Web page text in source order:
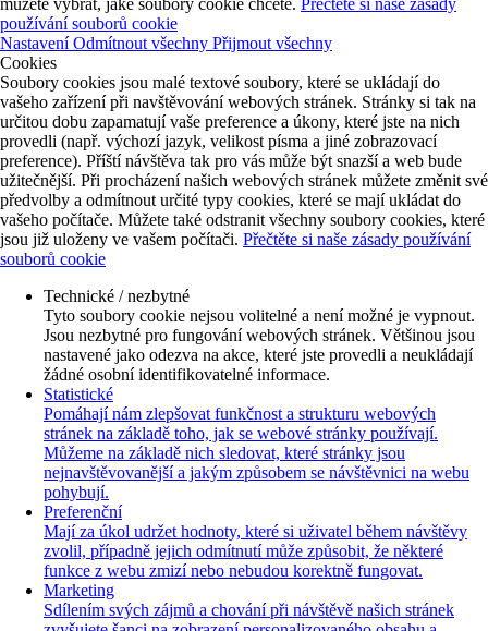
můžete vybrat, jaké soubory cookie chcete. Přečtěte si naše zásady
používání souborů cookie
NastaveníOdmítnout všechny Přijmout všechny
Cookies
Soubory cookies jsou malé textové soubory, které se ukládají do
vašeho zařízení při navštěvování webových stránek. Stránky si tak na
určitou dobu zapamatují vaše preference a úkony, které jste na nich
provedli (např. výchozí jazyk, velikost písma a jiné zobrazovací
preference). Příští návštěva tak pro vás může být snazší a web bude
užitečnější. Při procházení našich webových stránek můžete změnit své
předvolby a odmítnout určité typy cookies, které se mají ukládat do
vašeho počítače. Můžete také odstranit všechny soubory cookies, které
jsou již uloženy ve vašem počítači. Přečtěte si naše zásady používání
souborů cookie
Technické / nezbytné
Tyto soubory cookie nejsou volitelné a není možné je vypnout.
Jsou nezbytné pro fungování webových stránek. Většinou jsou
nastavené jako odezva na akce, které jste provedli a neukládají
žádné osobní identifikovatelné informace.
Statistické
Pomáhají nám zlepšovat funkčnost a strukturu webových
stránek na základě toho, jak se webové stránky používají.
Můžeme na základě nich sledovat, které stránky jsou
nejnavštěvovanější a jakým způsobem se návštěvnici na webu
pohybují.
Preferenční
Mají za úkol udržet hodnoty, které si uživatel během návštěvy
zvolil, případně jejich odmítnutí může způsobit, že některé
funkce z webu zmizí nebo nebudou korektně fungovat.
Marketing
Sdílením svých zájmů a chování při návštěvě našich stránek